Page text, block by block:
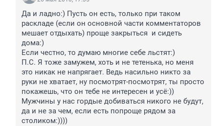
Да и ладно:) Пусть он есть, только при таком
раскладе (если он основной части комментаторов
мешает отдыхать) проще закрыться  и сидеть
дома:)
Если честно, то думаю многие себе льстят:)
П.С. Я тоже замужем, хоть и не тетенька, но меня
это никак не напрягает. Ведь насильно никто за
руки не хватает, ну посмотрят-посмотрят, ты просто
покажешь, что он тебе не интересен и усё:))
Мужчины у нас гордые добиваться никого не будут,
да и не за чем, если есть попроще рядом за
столиком:))))